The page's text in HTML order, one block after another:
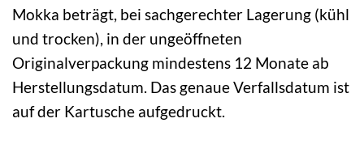
Mokka beträgt, bei sachgerechter Lagerung (kühl
und trocken), in der ungeöffneten
Originalverpackung mindestens 12 Monate ab
Herstellungsdatum. Das genaue Verfallsdatum ist
auf der Kartusche aufgedruckt.